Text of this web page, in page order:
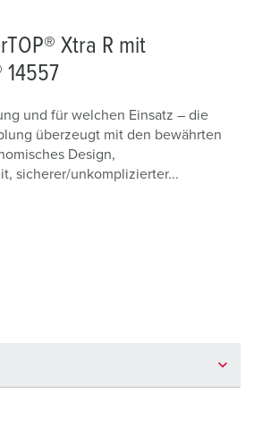
Xtra R mit
14557
und für welchen Einsatz – die
überzeugt mit den bewährten
Design,
sicherer/unkomplizierter...